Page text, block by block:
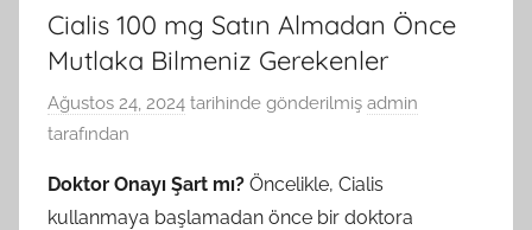
Cialis 100 mg Satın Almadan Önce
Mutlaka Bilmeniz Gerekenler
Ağustos 24, 2024 tarihinde gönderilmiş admin
tarafından
Doktor Onayı Şart mı? Öncelikle, Cialis
kullanmaya başlamadan önce bir doktora